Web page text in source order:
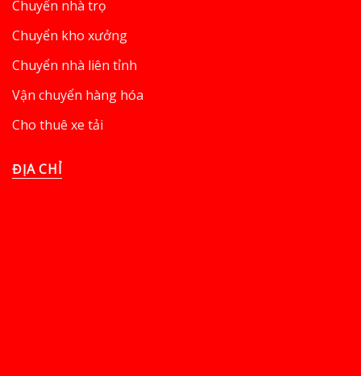
Chuyển nhà trọ
Chuyển kho xưởng
Chuyển nhà liên tỉnh
Vận chuyển hàng hóa
Cho thuê xe tải
ĐỊA CHỈ